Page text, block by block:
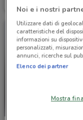
Scade il 30/09
Noi e i nostri
Utilizzare dati di
caratteristiche del
informazioni su
personalizzati,
annunci, ricerche sul
Elenco dei partner
Mostra